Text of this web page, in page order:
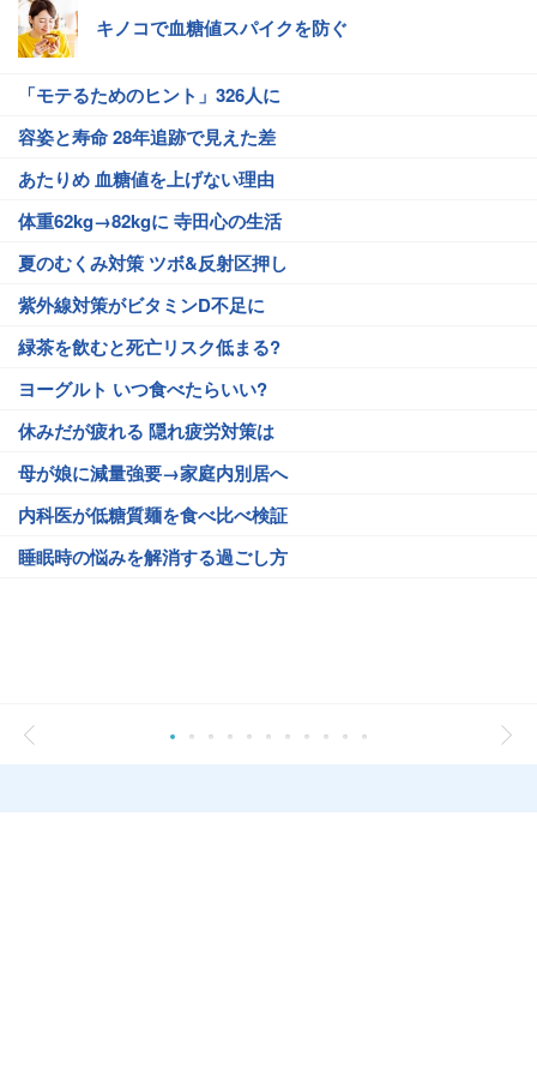
キノコで血糖値スパイクを防ぐ
「モテるためのヒント」326人に
容姿と寿命 28年追跡で見えた差
あたりめ 血糖値を上げない理由
体重62kg→82kgに 寺田心の生活
夏のむくみ対策 ツボ&反射区押し
紫外線対策がビタミンD不足に
緑茶を飲むと死亡リスク低まる?
ヨーグルト いつ食べたらいい?
休みだが疲れる 隠れ疲労対策は
母が娘に減量強要→家庭内別居へ
内科医が低糖質麺を食べ比べ検証
睡眠時の悩みを解消する過ごし方